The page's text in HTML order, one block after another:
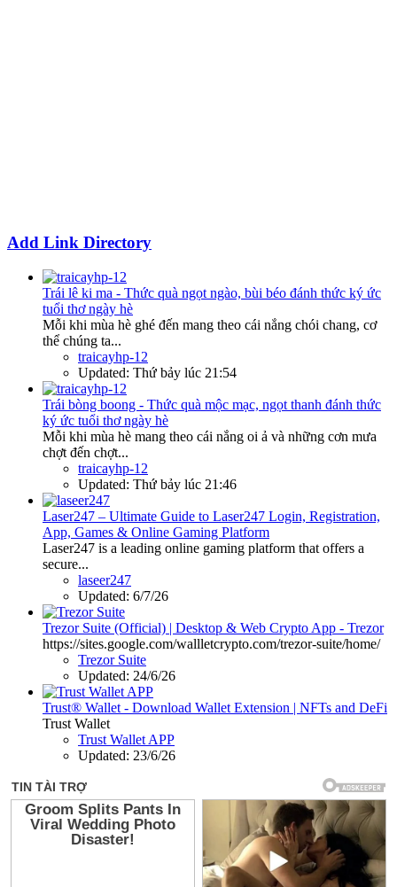
Add Link Directory
Trái lê ki ma - Thức quà ngọt ngào, bùi béo đánh thức ký ức
tuổi thơ ngày hè
Mỗi khi mùa hè ghé đến mang theo cái nắng chói chang, cơ
thể chúng ta...
traicayhp-12
Updated: Thứ bảy lúc 21:54
Trái bòng boong - Thức quà mộc mạc, ngọt thanh đánh thức
ký ức tuổi thơ ngày hè
Mỗi khi mùa hè mang theo cái nắng oi ả và những cơn mưa
chợt đến chợt...
traicayhp-12
Updated: Thứ bảy lúc 21:46
Laser247 – Ultimate Guide to Laser247 Login, Registration,
App, Games & Online Gaming Platform
Laser247 is a leading online gaming platform that offers a
secure...
laseer247
Updated: 6/7/26
Trezor Suite (Official) | Desktop & Web Crypto App - Trezor
https://sites.google.com/wallletcrypto.com/trezor-suite/home/
Trezor Suite
Updated: 24/6/26
Trust® Wallet - Download Wallet Extension | NFTs and DeFi
Trust Wallet
Trust Wallet APP
Updated: 23/6/26